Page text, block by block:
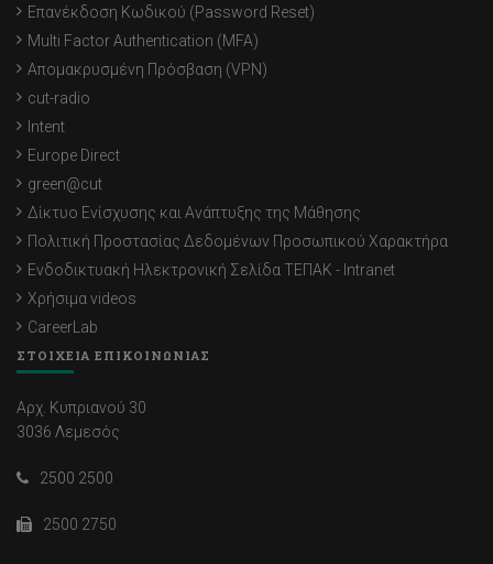
Επανέκδοση Κωδικού (Password Reset)
Multi Factor Authentication (MFA)
Απομακρυσμένη Πρόσβαση (VPN)
cut-radio
Intent
Europe Direct
green@cut
Δίκτυο Ενίσχυσης και Ανάπτυξης της Μάθησης
Πολιτική Προστασίας Δεδομένων Προσωπικού Χαρακτήρα
Ενδοδικτυακή Ηλεκτρονική Σελίδα ΤΕΠΑΚ - Intranet
Χρήσιμα videos
CareerLab
ΣΤΟΙΧΕΙΑ ΕΠΙΚΟΙΝΩΝΙΑΣ
Αρχ. Κυπριανού 30
3036 Λεμεσός
2500 2500
2500 2750